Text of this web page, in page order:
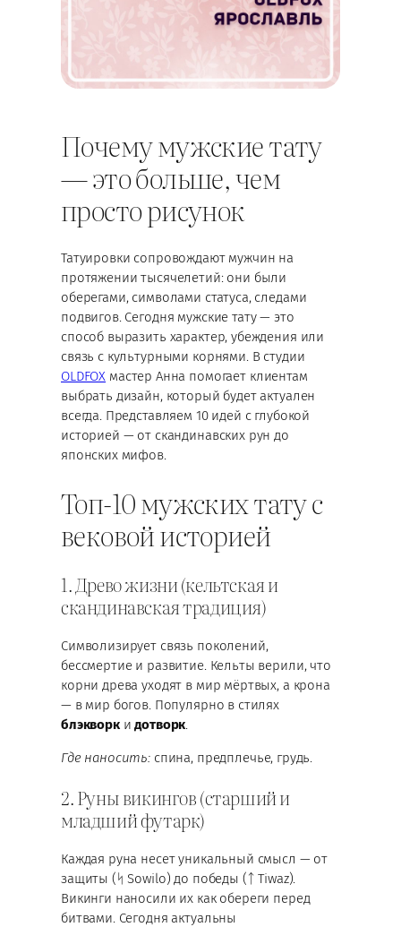
Почему мужские тату
— это больше, чем
просто рисунок
Татуировки сопровождают мужчин на
протяжении тысячелетий: они были
оберегами, символами статуса, следами
подвигов. Сегодня мужские тату — это
способ выразить характер, убеждения или
связь с культурными корнями. В студии
OLDFOX мастер Анна помогает клиентам
выбрать дизайн, который будет актуален
всегда. Представляем 10 идей с глубокой
историей — от скандинавских рун до
японских мифов.
Топ-10 мужских тату с
вековой историей
1. Древо жизни (кельтская и
скандинавская традиция)
Символизирует связь поколений,
бессмертие и развитие. Кельты верили, что
корни древа уходят в мир мёртвых, а крона
— в мир богов. Популярно в стилях
блэкворкидотворк.
Где наносить: спина, предплечье, грудь.
2. Руны викингов (старший и
младший футарк)
Каждая руна несет уникальный смысл — от
защиты (ᛋ Sowilo) до победы (ᛏ Tiwaz).
Викинги наносили их как обереги перед
битвами. Сегодня актуальны